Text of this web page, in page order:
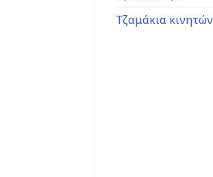
Τζαμάκια κινητών